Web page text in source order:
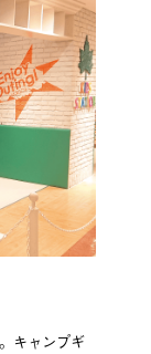
キャンプギ